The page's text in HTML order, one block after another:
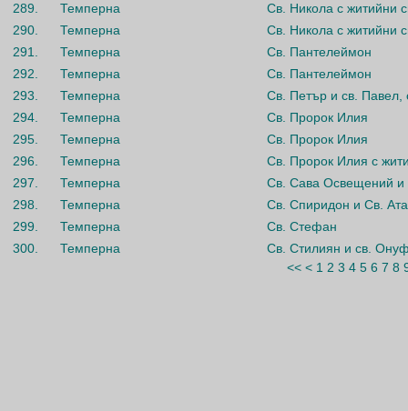
289.
Темперна
Св. Никола с житийни
290.
Темперна
Св. Никола с житийни
291.
Темперна
Св. Пантелеймон
292.
Темперна
Св. Пантелеймон
293.
Темперна
Св. Петър и св. Павел,
294.
Темперна
Св. Пророк Илия
295.
Темперна
Св. Пророк Илия
296.
Темперна
Св. Пророк Илия с
297.
Темперна
Св. Сава Освещений и
298.
Темперна
Св. Спиридон и Св.
299.
Темперна
Св. Стефан
300.
Темперна
Св. Стилиян и св.
<< < 1 2 3 4 5 6 7 8